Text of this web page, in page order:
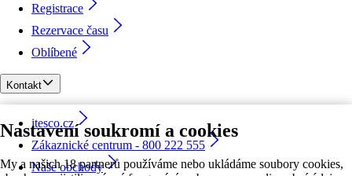
Nastavení soukromí a cookies
My a našich 18 partnerů používáme nebo ukládáme soubory cookies,
Registrace
Rezervace času
Oblíbené
Kontakt
itesco.cz
Zákaznické centrum - 800 222 555
Naše obchody